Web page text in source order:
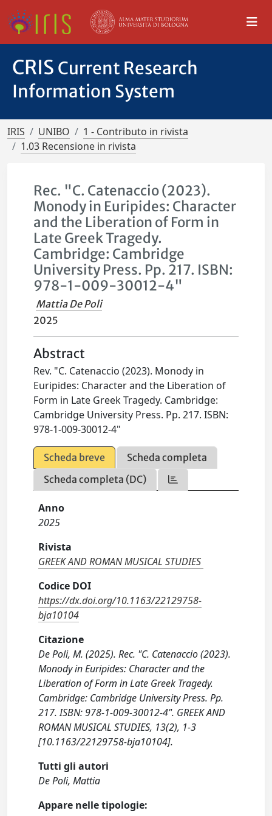
CRIS Current Research
Information System
IRIS UNIBO
1 - Contributo in rivista
1.03 Recensione in rivista
Rec. "C. Catenaccio (2023).
Monody in Euripides: Character
and the Liberation of Form in
Late Greek Tragedy.
Cambridge: Cambridge
University Press. Pp. 217. ISBN:
978-1-009-30012-4"
Mattia De Poli
2025
Abstract
Rev. "C. Catenaccio (2023). Monody in
Euripides: Character and the Liberation of
Form in Late Greek Tragedy. Cambridge:
Cambridge University Press. Pp. 217. ISBN:
978-1-009-30012-4"
Scheda breve
Scheda completa
Scheda completa (DC)
Anno
2025
Rivista
GREEK AND ROMAN MUSICAL STUDIES
Codice DOI
https://dx.doi.org/10.1163/22129758-
bja10104
Citazione
De Poli, M. (2025). Rec. "C. Catenaccio (2023).
Monody in Euripides: Character and the
Liberation of Form in Late Greek Tragedy.
Cambridge: Cambridge University Press. Pp.
217. ISBN: 978-1-009-30012-4". GREEK AND
ROMAN MUSICAL STUDIES, 13(2), 1-3
[10.1163/22129758-bja10104].
Tutti gli autori
De Poli, Mattia
Appare nelle tipologie: